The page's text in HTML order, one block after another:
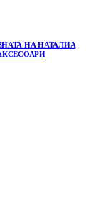
НА НАТАЛИА